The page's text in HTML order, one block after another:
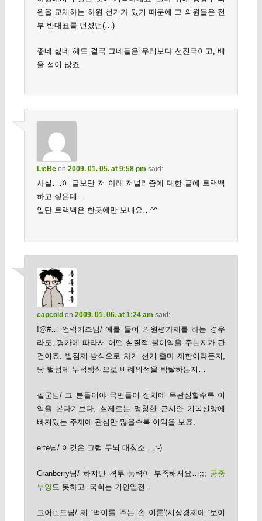
원을 교체하는 하원 선거가 있기 때문에 그 의원들은 전
부 반대표를 던졌던(…)
좋네 싫네 해도 결국 그네들은 우리보다 선진국이고, 배
울 점이 많죠.
LieBeon 2009. 01. 05. at 9:58 pm said:
사실….이 글보단 저 아래 저널리즘에 대한 글에 트랙백
하고 싶은데…
일단 트랙백은 한곳에만 보내요…^^
capcoldon 2009. 01. 06. at 1:24 am said:
!@#… 언럭키즈님/ 예를 들어 의원평가제를 하는 경우
라도, 평가에 따라서 어떤 실질적 불이익을 주는지가 관
건이죠. 벌점제 방식으로 차기 선거 출마 제한이라든지,
당 벌점제 누적방식으로 비례의석을 박탈하든지…
필군님/ 그 분들이야 국민들이 정치에 무관심할수록 이
익을 본다기보다, 실제로는 멍청한 근시안 기복신앙에
빠져있는 주제에 관심만 많을수록 이익을 보죠.
erte님/ 이것은 그럼 두뇌 대청소… :-)
Cranberry님/ 하지만 격투 능력이 부족해서요…;;; 공중
부양도 못하고. 국회는 기인열전.
고어핀드님/ 제 ‘먹이를 주는 손 이론'(시장경제에 ‘보이